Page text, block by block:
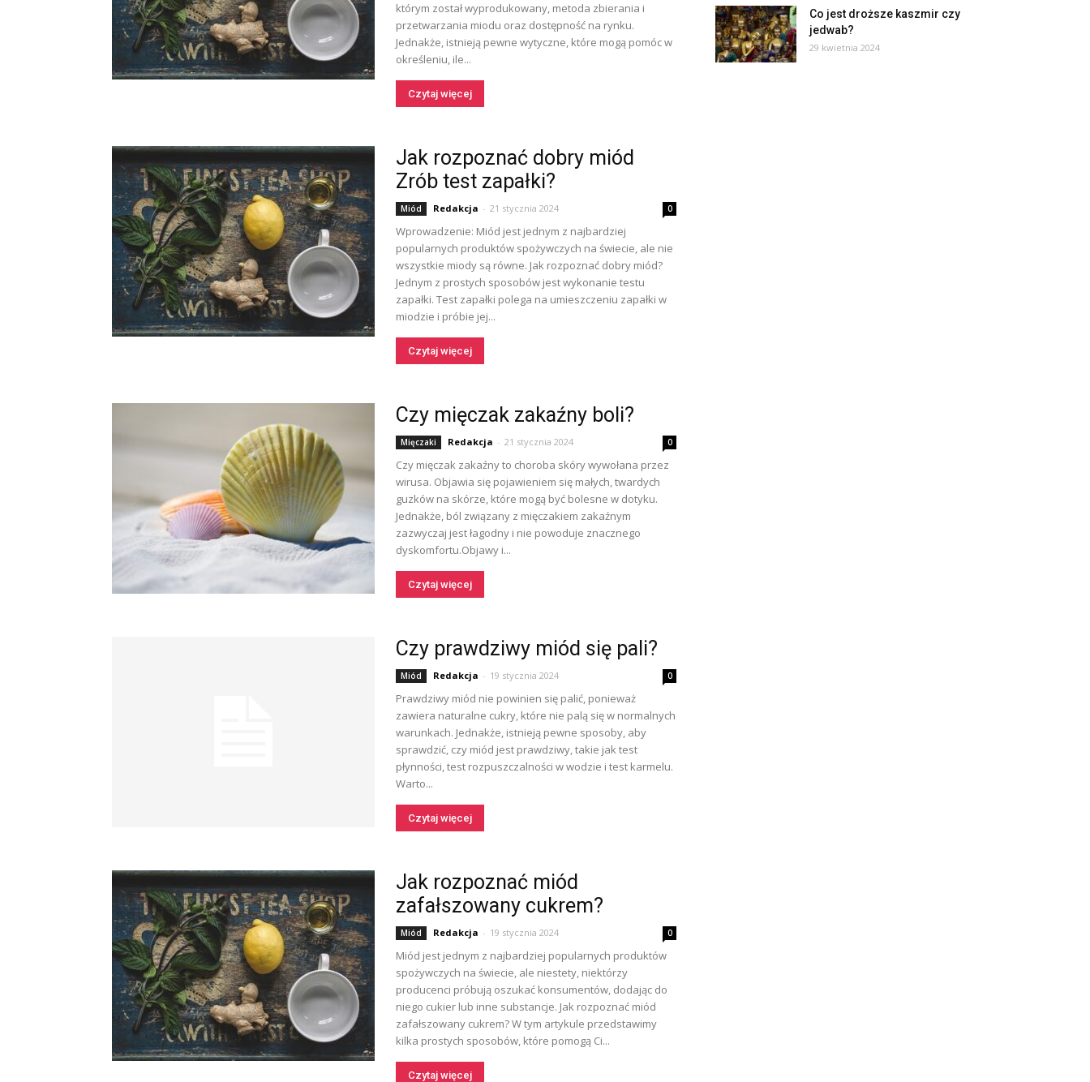
którym został wyprodukowany, metoda zbierania i
przetwarzania miodu oraz dostępność na rynku.
Jednakże, istnieją pewne wytyczne, które mogą pomóc w
określeniu, ile...
Czytaj więcej
Jak rozpoznać dobry miód
Zrób test zapałki?
Miód Redakcja - 21 stycznia 2024 0
Wprowadzenie: Miód jest jednym z najbardziej
popularnych produktów spożywczych na świecie, ale nie
wszystkie miody są równe. Jak rozpoznać dobry miód?
Jednym z prostych sposobów jest wykonanie testu
zapałki. Test zapałki polega na umieszczeniu zapałki w
miodzie i próbie jej...
Czytaj więcej
Czy mięczak zakaźny boli?
Mięczaki Redakcja - 21 stycznia 2024 0
Czy mięczak zakaźny to choroba skóry wywołana przez
wirusa. Objawia się pojawieniem się małych, twardych
guzków na skórze, które mogą być bolesne w dotyku.
Jednakże, ból związany z mięczakiem zakaźnym
zazwyczaj jest łagodny i nie powoduje znacznego
dyskomfortu.Objawy i...
Czytaj więcej
Czy prawdziwy miód się pali?
Miód Redakcja - 19 stycznia 2024 0
Prawdziwy miód nie powinien się palić, ponieważ
zawiera naturalne cukry, które nie palą się w normalnych
warunkach. Jednakże, istnieją pewne sposoby, aby
sprawdzić, czy miód jest prawdziwy, takie jak test
płynności, test rozpuszczalności w wodzie i test karmelu.
Warto...
Czytaj więcej
Jak rozpoznać miód
zafałszowany cukrem?
Miód Redakcja - 19 stycznia 2024 0
Miód jest jednym z najbardziej popularnych produktów
spożywczych na świecie, ale niestety, niektórzy
producenci próbują oszukać konsumentów, dodając do
niego cukier lub inne substancje. Jak rozpoznać miód
zafałszowany cukrem? W tym artykule przedstawimy
kilka prostych sposobów, które pomogą Ci...
Czytaj więcej
Co jest droższe kaszmir czy
jedwab?
29 kwietnia 2024